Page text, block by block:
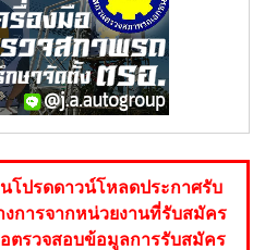
โปรดดาวน์โหลดประกาศรับ
การจากหน่วยงานที่รับสมัคร
ตรวจสอบข้อมูลการรับสมัคร